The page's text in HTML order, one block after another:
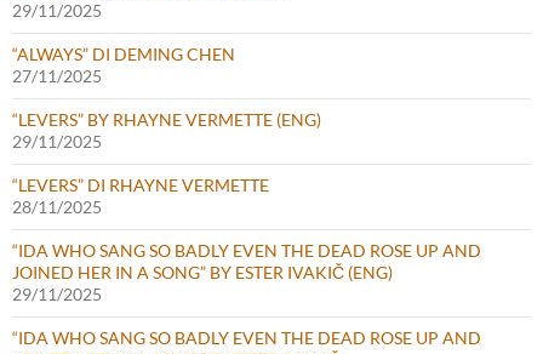
29/11/2025
“ALWAYS” DI DEMING CHEN
27/11/2025
“LEVERS” BY RHAYNE VERMETTE (ENG)
29/11/2025
“LEVERS” DI RHAYNE VERMETTE
28/11/2025
“IDA WHO SANG SO BADLY EVEN THE DEAD ROSE UP AND
JOINED HER IN A SONG” BY ESTER IVAKIČ (ENG)
29/11/2025
“IDA WHO SANG SO BADLY EVEN THE DEAD ROSE UP AND